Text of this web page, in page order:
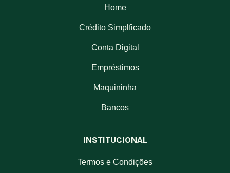
Home
Crédito Simplficado
Conta Digital
Empréstimos
Maquininha
Bancos
INSTITUCIONAL
Termos e Condições